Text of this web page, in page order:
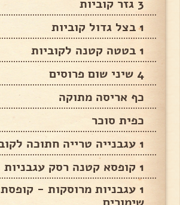
3 גזר קוביות
1 בצל גדול קוביות
1 בטטה קטנה לקוביות
4 שיני שום פרוסים
כף אריסה מתוקה
כפית סוכר
1 עגבנייה טרייה חתוכה לקוביות
1 קופסא קטנה רסק עגבניות
1 עגבניות מרוסקות - קופסת